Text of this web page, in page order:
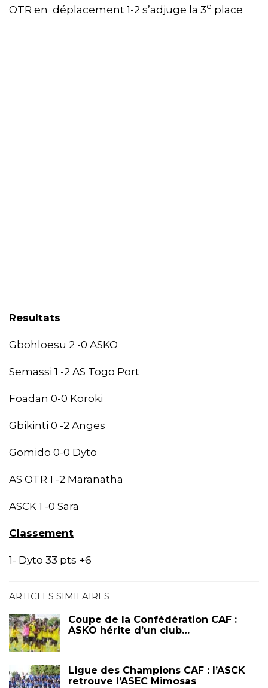
OTR en déplacement 1-2 s’adjuge la 3e place
Resultats
Gbohloesu 2 -0 ASKO
Semassi 1 -2 AS Togo Port
Foadan 0-0 Koroki
Gbikinti 0 -2 Anges
Gomido 0-0 Dyto
AS OTR 1 -2 Maranatha
ASCK 1 -0 Sara
Classement
1- Dyto 33 pts +6
ARTICLES SIMILAIRES
Coupe de la Confédération CAF :
ASKO hérite d’un club…
Ligue des Champions CAF : l’ASCK
retrouve l’ASEC Mimosas